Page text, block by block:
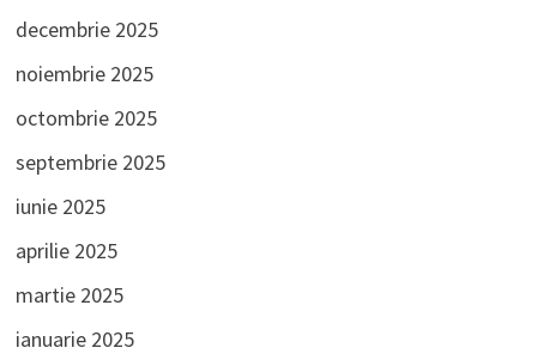
decembrie 2025
noiembrie 2025
octombrie 2025
septembrie 2025
iunie 2025
aprilie 2025
martie 2025
ianuarie 2025